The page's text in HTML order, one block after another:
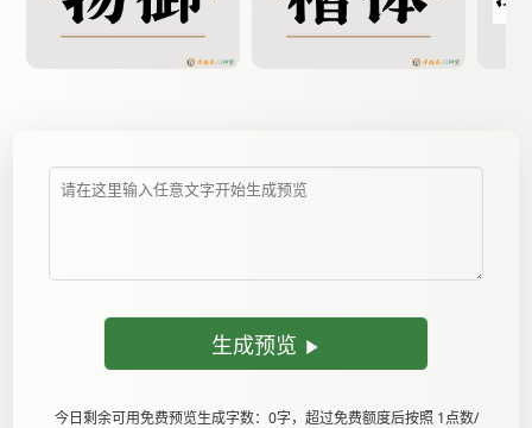
生成预览
今日剩余可用免费预览生成字数：0字，超过免费额度后按照 1点数/